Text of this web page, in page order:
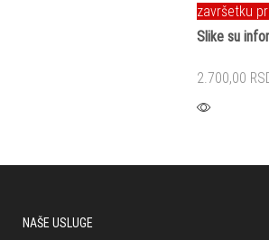
završetku
Slike su
2.700,00
Izaberite
NAŠE USLUGE